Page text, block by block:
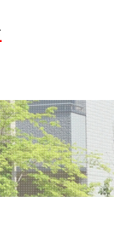
売却されたお
不動産購入に